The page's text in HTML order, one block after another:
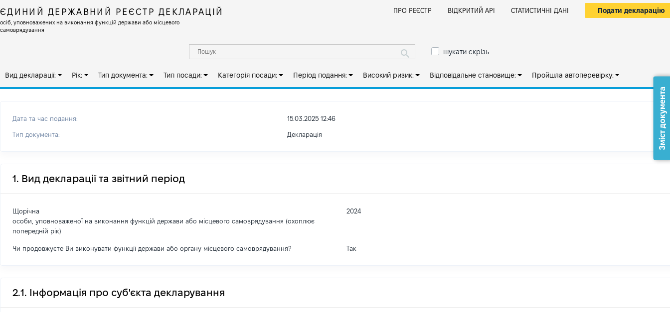
ЄДИНИЙ ДЕРЖАВНИЙ РЕЄСТР ДЕКЛАРАЦІЙ
осіб, уповноважених на виконання функцій держави або місцевого
самоврядування
ПРО РЕЄСТР ВІДКРИТИЙ АРІ СТАТИСТИЧНІ ДАНІ Подати декларацію
шукати скрізь
Вид декларації: Рік: Тип документа: Тип посади: Категорія посади: Період подання: Високий ризик: Відповідальне становище: Пройшла автоперевірку:
Дата та час подання: 15.03.2025 12:46
Тип документа: Декларація
1. Вид декларації та звітний період
Щорічна
особи, уповноваженої на виконання функцій держави або місцевого самоврядування (охоплює
попередній рік)
2024
Чи продовжуєте Ви виконувати функції держави або органу місцевого самоврядування? Так
2.1. Інформація про суб'єкта декларування
Зміст документа